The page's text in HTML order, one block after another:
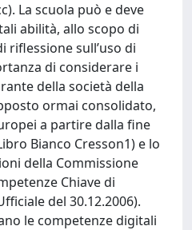
La scuola può e deve
abilità, allo scopo di
riflessione sull’uso di
di considerare i
della società della
ormai consolidato,
a partire dalla fine
Bianco Cresson1) e lo
della Commissione
Chiave di
del 30.12.2006).
le competenze digitali